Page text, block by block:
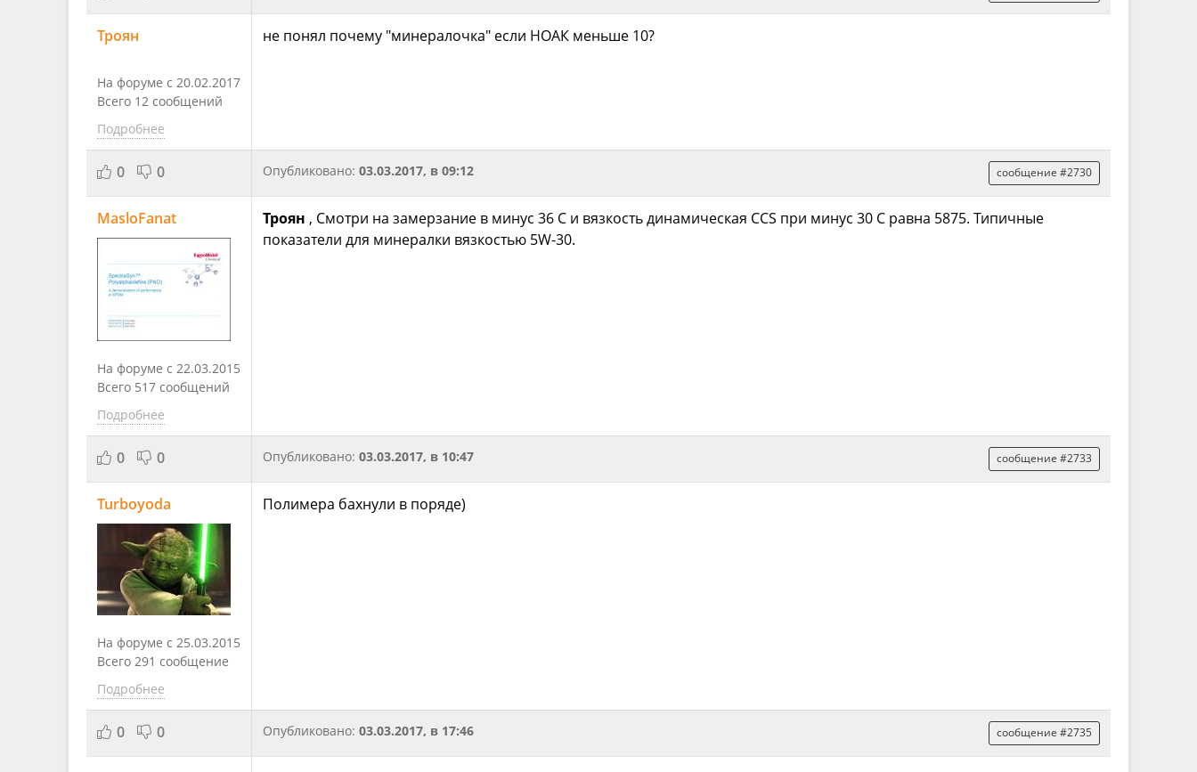
Троян
На форуме с 20.02.2017
Всего 12 сообщений
Подробнее
не понял почему "минералочка" если НОАК меньше 10?
0 0 Опубликовано: 03.03.2017, в 09:12 сообщение #2730
MasloFanat
На форуме с 22.03.2015
Всего 517 сообщений
Подробнее
Троян , Смотри на замерзание в минус 36 С и вязкость динамическая CCS при минус 30 С равна 5875. Типичные
показатели для минералки вязкостью 5W-30.
0 0 Опубликовано: 03.03.2017, в 10:47 сообщение #2733
Turboyoda
На форуме с 25.03.2015
Всего 291 сообщение
Подробнее
Полимера бахнули в поряде)
0 0 Опубликовано: 03.03.2017, в 17:46 сообщение #2735